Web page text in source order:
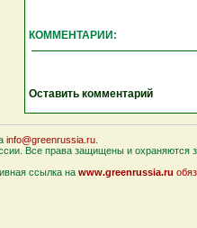
КОММЕНТАРИИ:
Оставить комментарий
info@greenrussia.ru
Все права защищены и охраняются
ссылка на www.greenrussia.ru